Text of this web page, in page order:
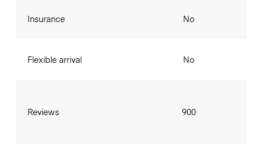
Insurance
Flexible arrival
Reviews
No
No
900